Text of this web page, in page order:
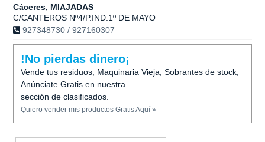
Cáceres, MIAJADAS
C/CANTEROS Nº4/P.IND.1º DE MAYO
927348730 / 927160307
!No pierdas dinero¡
Vende tus residuos, Maquinaria Vieja, Sobrantes de stock,
Anúnciate Gratis en nuestra
sección de clasificados.
Quiero vender mis productos Gratis Aquí »